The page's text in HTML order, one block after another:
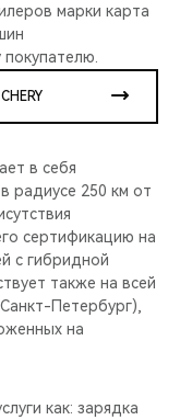
марки карта
в себя
радиусе 250 км от
сертификацию на
с гибридной
также на всей
Петербург),
на
как: зарядка